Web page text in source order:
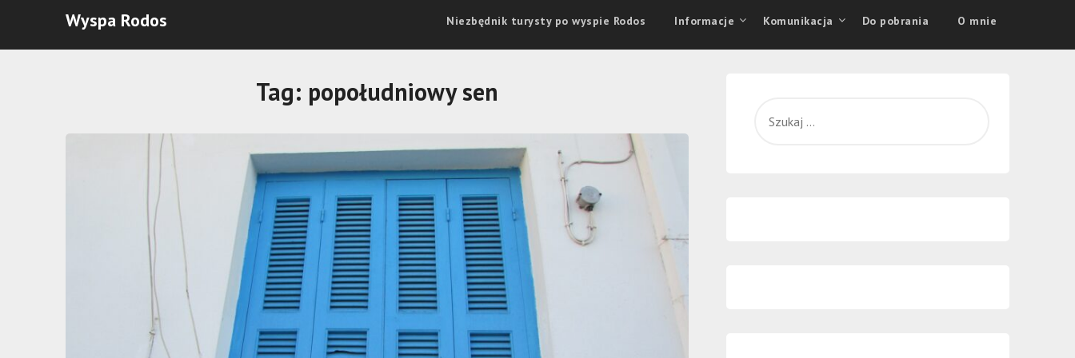
Wyspa Rodos Niezbędnik turysty po wyspie Rodos Informacje Komunikacja Do pobrania O mnie
Tag: popołudniowy sen